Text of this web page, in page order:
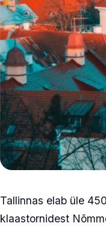
Tallinnas elab üle
klaastornidest